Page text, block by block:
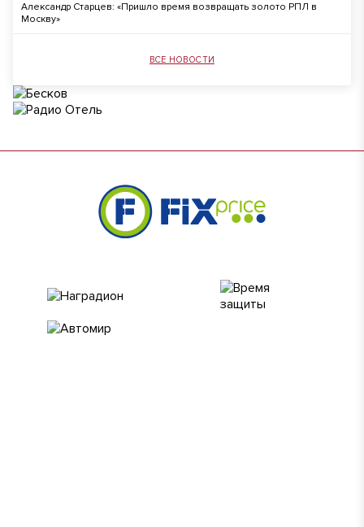
Александр Старцев: «Пришло время возвращать золото РПЛ в
Москву»
ВСЕ НОВОСТИ